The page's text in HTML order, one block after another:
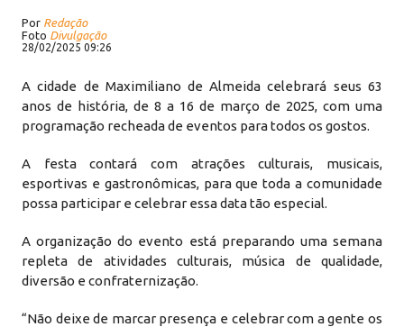
Por Redação
Foto Divulgação
28/02/2025 09:26
A cidade de Maximiliano de Almeida celebrará seus 63
anos de história, de 8 a 16 de março de 2025, com uma
programação recheada de eventos para todos os gostos.
A festa contará com atrações culturais, musicais,
esportivas e gastronômicas, para que toda a comunidade
possa participar e celebrar essa data tão especial.
A organização do evento está preparando uma semana
repleta de atividades culturais, música de qualidade,
diversão e confraternização.
“Não deixe de marcar presença e celebrar com a gente os